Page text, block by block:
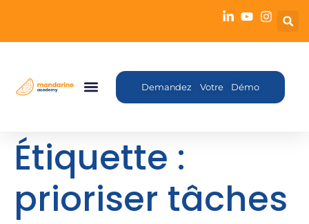
Demandez Votre Démo
Étiquette :
prioriser tâches